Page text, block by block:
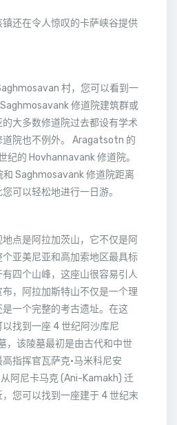
还在令人惊叹的卡萨峡谷提供
村，您可以看到一
修道院建筑群或
大多数修道院过去都设有学术
道院也不例外。 Aragatsotn 的
纪的 Hovhannavank 修道院。
Saghmosavank 修道院距离
可以轻松地进行一日游。
点是阿拉加茨山，它不仅是阿
亚美尼亚和高加索地区最具标
四个山峰，这座山很容易引人
，阿拉加斯特山不仅是一个理
一个完整的考古遗址。在这
找到一座 4 世纪阿沙库尼
，该陵墓最初是由古代和中世
指挥官瓦萨克·马米科尼安
阿尼卡马克 (Ani-Kamakh) 迁
您可以找到一座建于 4 世纪末